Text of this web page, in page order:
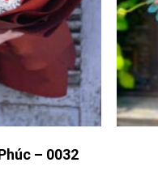
– 0032